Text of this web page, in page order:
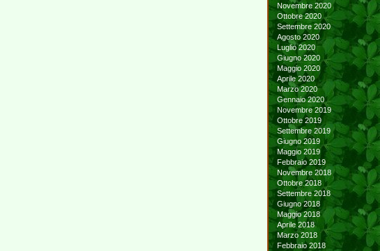
Novembre 2020
Ottobre 2020
Settembre 2020
Agosto 2020
Luglio 2020
Giugno 2020
Maggio 2020
Aprile 2020
Marzo 2020
Gennaio 2020
Novembre 2019
Ottobre 2019
Settembre 2019
Giugno 2019
Maggio 2019
Febbraio 2019
Novembre 2018
Ottobre 2018
Settembre 2018
Giugno 2018
Maggio 2018
Aprile 2018
Marzo 2018
Febbraio 2018